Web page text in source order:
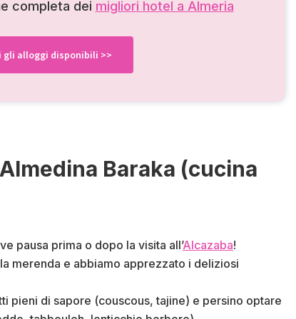
completa dei migliori hotel a Almeria
alloggi disponibili >>
Baraka (cucina
pausa prima o dopo la visita all’Alcazaba!
merenda e abbiamo apprezzato i deliziosi
pieni di sapore (couscous, tajine) e persino optare